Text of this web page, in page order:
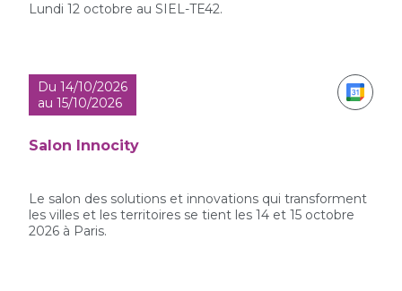
Lundi 12 octobre au SIEL-TE42.
Du 14/10/2026
au 15/10/2026
Salon Innocity
Le salon des solutions et innovations qui transforment
les villes et les territoires se tient les 14 et 15 octobre
2026 à Paris.